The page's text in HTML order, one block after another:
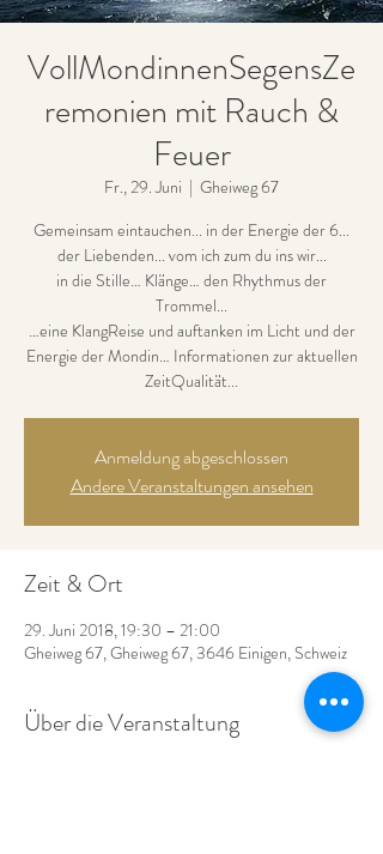
VollMondinnenSegensZe
remonien mit Rauch &
Feuer
Fr., 29. Juni
  |
Gheiweg 67
Gemeinsam eintauchen... in der Energie der 6...
der Liebenden... vom ich zum du ins wir...
in die Stille… Klänge… den Rhythmus der
Trommel...
…eine KlangReise und auftanken im Licht und der
Energie der Mondin… Informationen zur aktuellen
ZeitQualität...
Anmeldung abgeschlossen
Andere Veranstaltungen ansehen
Zeit & Ort
29. Juni 2018, 19:30 – 21:00
Gheiweg 67, Gheiweg 67, 3646 Einigen, Schweiz
Über die Veranstaltung